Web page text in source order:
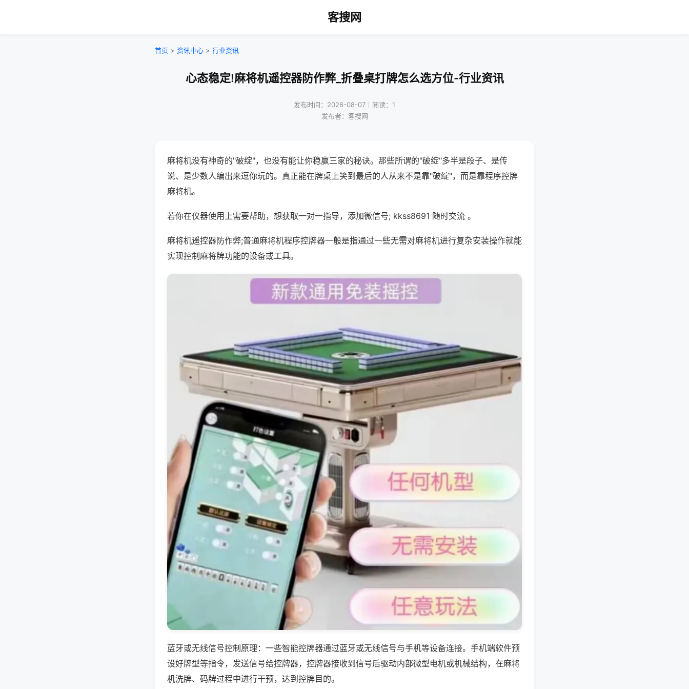
客搜网
首页 > 资讯中心 > 行业资讯
心态稳定!麻将机遥控器防作弊_折叠桌打牌怎么选方位-行业资讯
发布时间：2026-08-07｜阅读：1
发布者：客搜网
麻将机没有神奇的"破绽"，也没有能让你稳赢三家的秘诀。那些所谓的"破绽"多半是段子、是传
说、是少数人编出来逗你玩的。真正能在牌桌上笑到最后的人从来不是靠"破绽"，而是靠程序控牌
麻将机。
若你在仪器使用上需要帮助，想获取一对一指导，添加微信号; kkss8691 随时交流 。
麻将机遥控器防作弊;普通麻将机程序控牌器一般是指通过一些无需对麻将机进行复杂安装操作就能
实现控制麻将牌功能的设备或工具。
蓝牙或无线信号控制原理：一些智能控牌器通过蓝牙或无线信号与手机等设备连接。手机端软件预
设好牌型等指令，发送信号给控牌器，控牌器接收到信号后驱动内部微型电机或机械结构，在麻将
机洗牌、码牌过程中进行干预，达到控牌目的。